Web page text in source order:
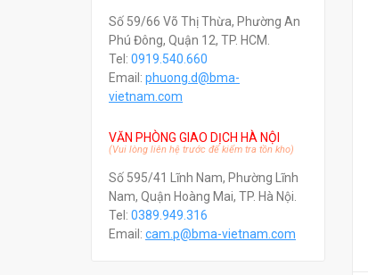
Số 59/66 Võ Thị Thừa, Phường An
Phú Đông, Quận 12, TP. HCM.
Tel: 0919.540.660
Email: phuong.d@bma-
vietnam.com
VĂN PHÒNG GIAO DỊCH HÀ NỘI
(Vui lòng liên hệ trước để kiểm tra tồn kho)
Số 595/41 Lĩnh Nam, Phường Lĩnh
Nam, Quận Hoàng Mai, TP. Hà Nội.
Tel: 0389.949.316
Email: cam.p@bma-vietnam.com